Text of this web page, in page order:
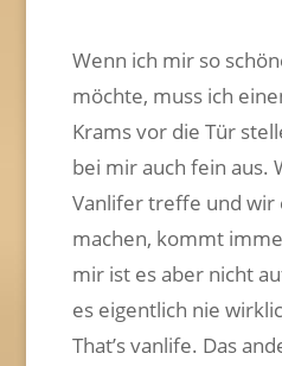
Wenn ich mir so
möchte, muss ich
Krams vor die Tür
bei mir auch fein aus.
Vanlifer treffe und wir
machen, kommt
mir ist es aber nicht
es eigentlich nie
That’s vanlife. Das